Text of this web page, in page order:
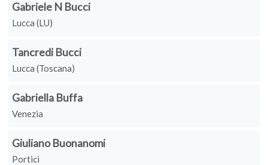
Gabriele N Bucci
Lucca (LU)
Tancredi Bucci
Lucca (Toscana)
Gabriella Buffa
Venezia
Giuliano Buonanomi
Portici